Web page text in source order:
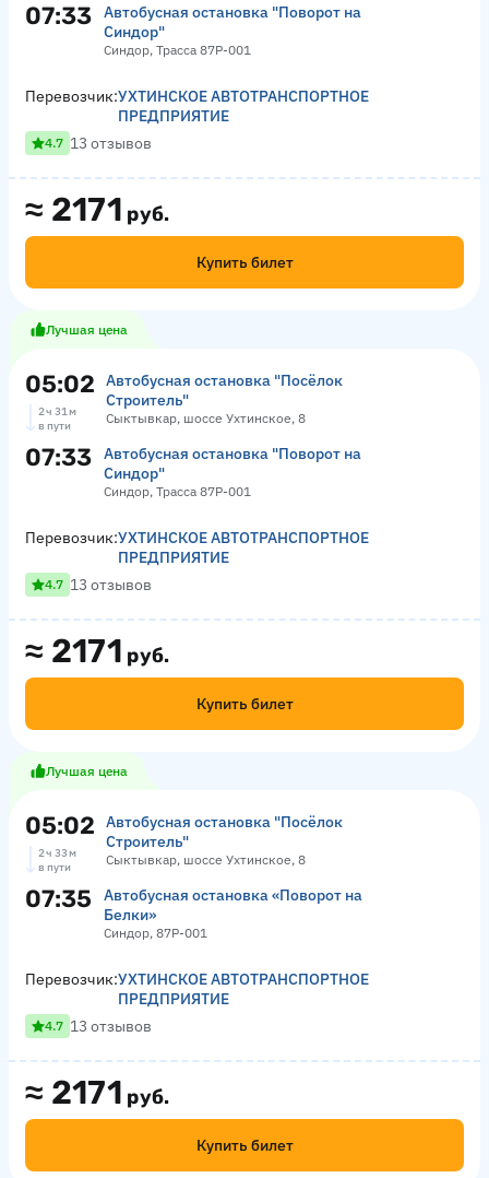
07:33
Автобусная остановка "Поворот на
Синдор"
Синдор, Трасса 87Р-001
≈ 2171 руб.
Купить билет
Перевозчик:УХТИНСКОЕ АВТОТРАНСПОРТНОЕ
ПРЕДПРИЯТИЕ
4.7 13 отзывов
Лучшая цена
05:02
Автобусная остановка "Посёлок
Строитель"
Сыктывкар, шоссе Ухтинское, 8
2 ч 31 м
в пути
07:33
Автобусная остановка "Поворот на
Синдор"
Синдор, Трасса 87Р-001
≈ 2171 руб.
Купить билет
Перевозчик:УХТИНСКОЕ АВТОТРАНСПОРТНОЕ
ПРЕДПРИЯТИЕ
4.7 13 отзывов
Лучшая цена
05:02
Автобусная остановка "Посёлок
Строитель"
Сыктывкар, шоссе Ухтинское, 8
2 ч 33 м
в пути
07:35
Автобусная остановка «Поворот на
Белки»
Синдор, 87Р-001
≈ 2171 руб.
Купить билет
Перевозчик:УХТИНСКОЕ АВТОТРАНСПОРТНОЕ
ПРЕДПРИЯТИЕ
4.7 13 отзывов